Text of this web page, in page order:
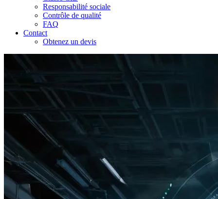
Responsabilité sociale
Contrôle de qualité
FAQ
Contact
Obtenez un devis